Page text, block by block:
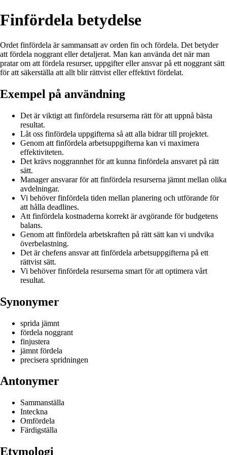
Finfördela betydelse
Ordet finfördela är sammansatt av orden fin och fördela. Det betyder
att fördela noggrant eller detaljerat. Man kan använda det när man
pratar om att fördela resurser, uppgifter eller ansvar på ett noggrant sätt
för att säkerställa att allt blir rättvist eller effektivt fördelat.
Exempel på användning
Det är viktigt att finfördela resurserna rätt för att uppnå bästa
resultat.
Låt oss finfördela uppgifterna så att alla bidrar till projektet.
Genom att finfördela arbetsuppgifterna kan vi maximera
effektiviteten.
Det krävs noggrannhet för att kunna finfördela ansvaret på rätt
sätt.
Manager ansvarar för att finfördela resurserna jämnt mellan olika
avdelningar.
Vi behöver finfördela tiden mellan planering och utförande för
att hålla deadlines.
Att finfördela kostnaderna korrekt är avgörande för budgetens
balans.
Genom att finfördela arbetskraften på rätt sätt kan vi undvika
överbelastning.
Det är chefens ansvar att finfördela arbetsuppgifterna på ett
rättvist sätt.
Vi behöver finfördela resurserna smart för att optimera vårt
resultat.
Synonymer
sprida jämnt
fördela noggrant
finjustera
jämnt fördela
precisera spridningen
Antonymer
Sammanställa
Inteckna
Omfördela
Färdigställa
Etymologi